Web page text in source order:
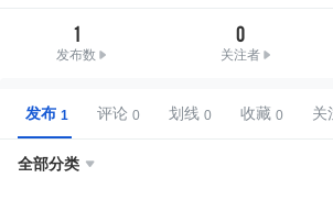
1
发布数
0
关注者
发布 评论 划线 收藏 关
全部分类 